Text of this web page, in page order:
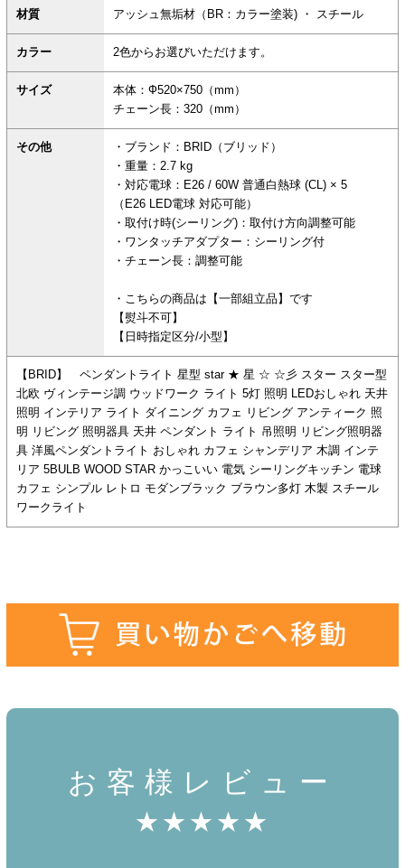
材質 アッシュ無垢材（BR：カラー塗装) ・ スチール
カラー 2色からお選びいただけます。
サイズ
本体：Ф520×750（mm）
チェーン長：320（mm）
その他
・ブランド：BRID（ブリッド）
・重量：2.7 kg
・対応電球：E26 / 60W 普通白熱球 (CL) × 5
（E26 LED電球 対応可能）
・取付け時(シーリング)：取付け方向調整可能
・ワンタッチアダプター：シーリング付
・チェーン長：調整可能
・こちらの商品は【一部組立品】です
【熨斗不可】
【日時指定区分/小型】
【BRID】 ペンダントライト 星型 star ★ 星 ☆ ☆彡 スター スター型
北欧 ヴィンテージ調 ウッドワーク ライト 5灯 照明 LEDおしゃれ 天井
照明 インテリア ライト ダイニング カフェ リビング アンティーク 照
明 リビング 照明器具 天井 ペンダント ライト 吊照明 リビング照明器
具 洋風ペンダントライト おしゃれ カフェ シャンデリア 木調 インテ
リア 5BULB WOOD STAR かっこいい 電気 シーリングキッチン 電球
カフェ シンプル レトロ モダンブラック ブラウン多灯 木製 スチール
ワークライト
お客様レビュー
★★★★★